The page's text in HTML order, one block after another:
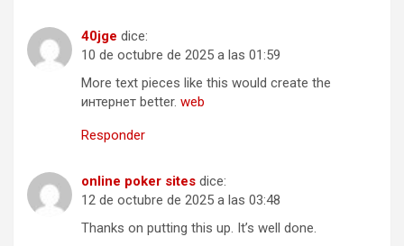
40jge dice:
10 de octubre de 2025 a las 01:59
More text pieces like this would create the
интернет better. web
Responder
online poker sites dice:
12 de octubre de 2025 a las 03:48
Thanks on putting this up. It’s well done.